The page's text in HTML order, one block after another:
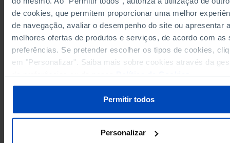
de cookies, que permitem proporcionar uma melhor
de navegação, avaliar o desempenho do site ou apresentar
melhores ofertas de produtos e serviços, de acordo com as
preferências. Se pretender escolher os tipos de cookies,
em "Personalizar". Saiba mais sobre cookies através da
Permitir todos
Personalizar
2012
5,688
4,414
2013
6,564
4,303
2014
6,306
4,141
2015
6,251
4,081
6,299
4,044
4,175
Last updated: 2026-05-29